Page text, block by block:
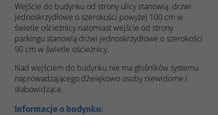
Wejście do budynku od strony ulicy stanowią drzwi
jednoskrzydłowe o szerokości powyżej 100 cm w
świetle ościeżnicy natomiast wejście od strony
parkingu stanowią drzwi jednoskrzydłowe o szerokości
90 cm w świetle ościeżnicy.
Nad wejściem do budynku nie ma głośników systemu
naprowadzającego dźwiękowo osoby niewidome i
słabowidzące.
Informacje o budynku: